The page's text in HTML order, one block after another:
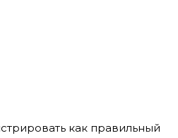
как правильный